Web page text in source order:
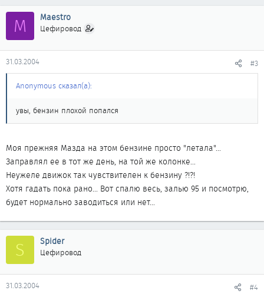
M Maestro
Цефировод
31.03.2004 #3
Anonymous сказал(а):
увы, бензин плохой попался
Моя прежняя Мазда на этом бензине просто "летала"...
Заправлял ее в тот же день, на той же колонке...
Неужеле движок так чувствителен к бензину ?!?!
Хотя гадать пока рано... Вот спалю весь, залью 95 и посмотрю,
будет нормально заводиться или нет...
S Spider
Цефировод
31.03.2004 #4